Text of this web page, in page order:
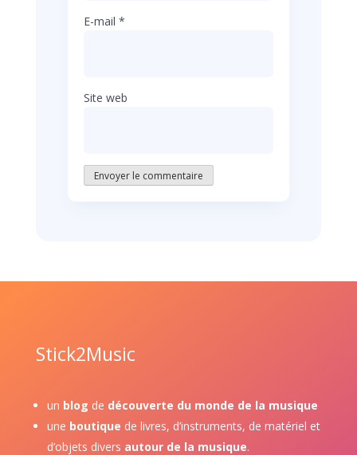
E-mail *
Site web
Envoyer le commentaire
Stick2Music
un blog de découverte du monde de la musique
une boutique de livres, d’instruments, de matériel et
d’objets divers autour de la musique.